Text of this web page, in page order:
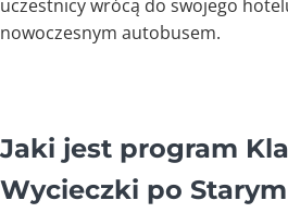
uczestnicy wrócą do swojego
nowoczesnym autobusem.
Jaki jest program
Wycieczki po